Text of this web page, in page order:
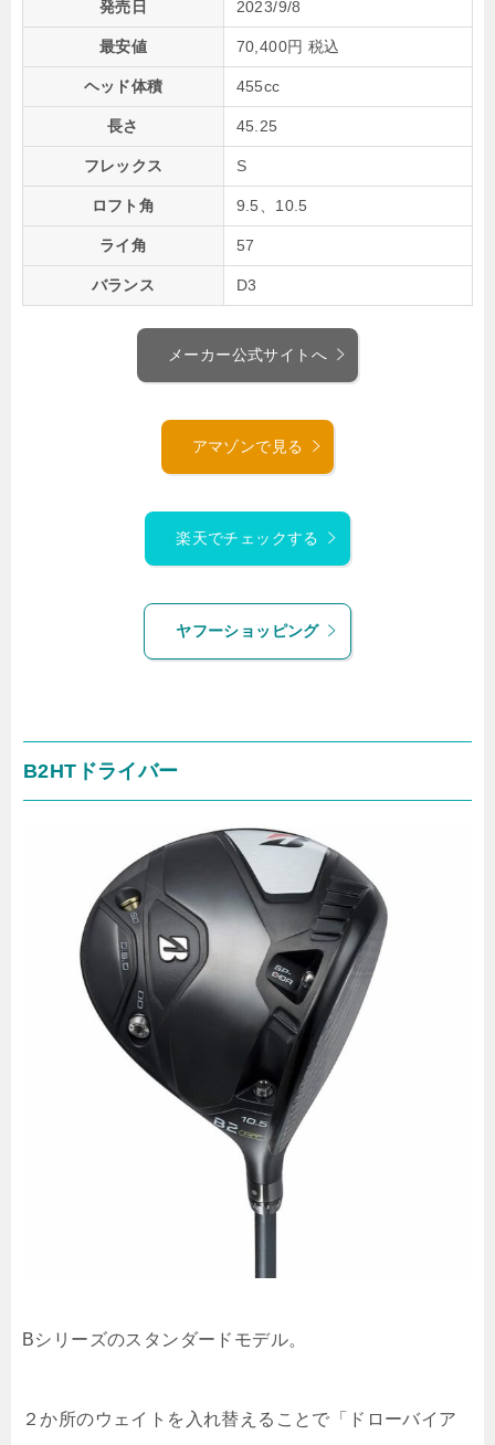
発売日 2023/9/8
最安値 70,400円 税込
ヘッド体積 455cc
長さ 45.25
フレックス S
ロフト角 9.5、10.5
ライ角 57
バランス D3
メーカー公式サイトへ
アマゾンで見る
楽天でチェックする
ヤフーショッピング
B2HTドライバー
Bシリーズのスタンダードモデル。
２か所のウェイトを入れ替えることで「ドローバイア